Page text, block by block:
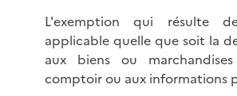
L'exemption qui résulte
applicable quelle que soit la
aux biens ou
comptoir ou aux informations